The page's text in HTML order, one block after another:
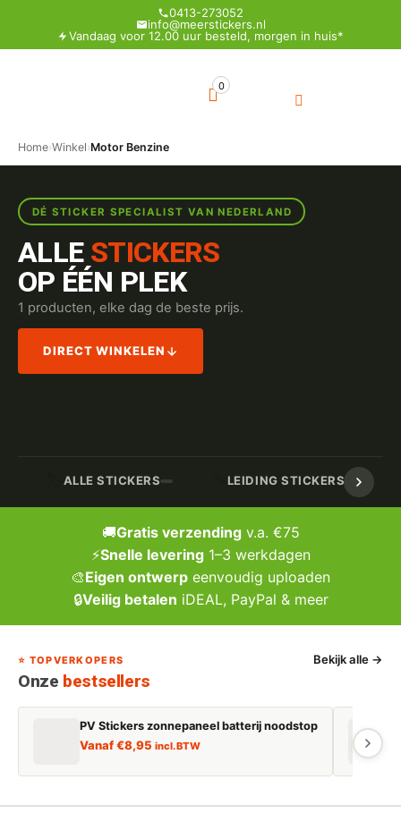
0413-273052
info@meerstickers.nl
Vandaag voor 12.00 uur besteld, morgen in huis*
0
Home›Winkel›Motor Benzine
DÉ STICKER SPECIALIST VAN NEDERLAND
ALLE STICKERS
OP ÉÉN PLEK
1 producten, elke dag de beste prijs.
DIRECT WINKELEN
ALLE STICKERS LEIDING STICKERS /
🚚Gratis verzendingv.a. €75
⚡Snelle levering1–3 werkdagen
🎨Eigen ontwerp eenvoudig uploaden
🔒Veilig betalen iDEAL, PayPal & meer
⭐ TOPVERKOPERS
Onze bestsellers
Bekijk alle →
PV Stickers zonnepaneel batterij noodstop
Vanaf€8,95 incl. BTW